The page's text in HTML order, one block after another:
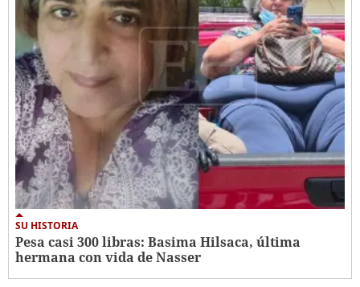
SU HISTORIA
Pesa casi 300 libras: Basima Hilsaca, última
hermana con vida de Nasser